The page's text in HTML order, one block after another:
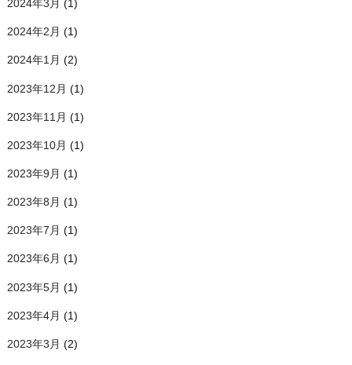
2024年3月 (1)
2024年2月 (1)
2024年1月 (2)
2023年12月 (1)
2023年11月 (1)
2023年10月 (1)
2023年9月 (1)
2023年8月 (1)
2023年7月 (1)
2023年6月 (1)
2023年5月 (1)
2023年4月 (1)
2023年3月 (2)